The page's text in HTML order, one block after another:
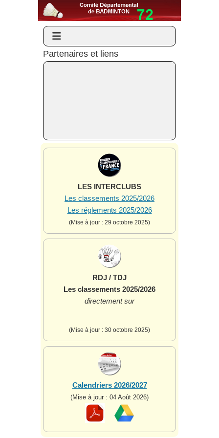
Partenaires et liens
LES INTERCLUBS
Les classements 2025/2026
Les réglements 2025/2026
(Mise à jour : 29 octobre 2025)
RDJ / TDJ
Les classements 2025/2026
directement sur
(Mise à jour : 30 octobre 2025)
Calendriers 2026/2027
(Mise à jour : 04 Août 2026)